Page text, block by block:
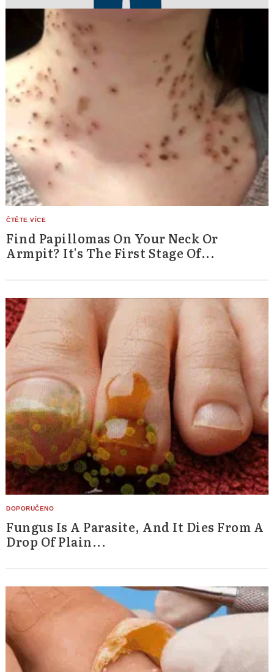
Find Papillomas On Your Neck Or
Armpit? It's The First Stage Of...
Fungus Is A Parasite, And It Dies From A
Drop Of Plain...